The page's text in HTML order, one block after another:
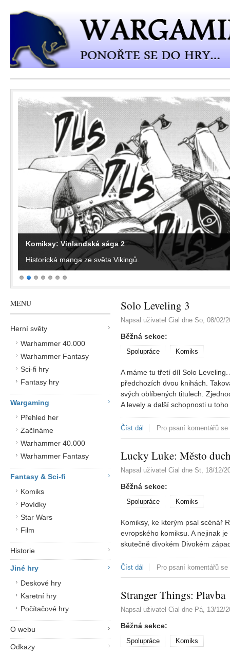
Komiksy: Vinlandská sága 2
Historická manga ze světa Vikingů.
Solo Leveling 3
Napsal uživatel Cial dne So, 08/02/
Běžná sekce:
Spolupráce Komiks
A máme tu třetí díl Solo
předchozích dvou knihách.
svých oblíbených titulech.
A levely a další schopnosti u
Číst dál Solo Leveling 3
Pro psaní komentářů se
Lucky Luke: Město
Napsal uživatel Cial dne St, 18/12/
Běžná sekce:
Spolupráce Komiks
Komiksy, ke kterým psal scénář
evropského komiksu. A nejinak
skutečně divokém Divokém
Číst dál Lucky Luke: Město duchů
Pro psaní komentářů se
Stranger Things: Plavba
Napsal uživatel Cial dne Pá, 13/12/
Běžná sekce:
Spolupráce Komiks
MENU
Herní světy
Warhammer 40.000
Warhammer Fantasy
Sci-fi hry
Fantasy hry
Wargaming
Přehled her
Začínáme
Warhammer 40.000
Warhammer Fantasy
Fantasy & Sci-fi
Komiks
Povídky
Star Wars
Film
Historie
Jiné hry
Deskové hry
Karetní hry
Počítačové hry
O webu
Odkazy